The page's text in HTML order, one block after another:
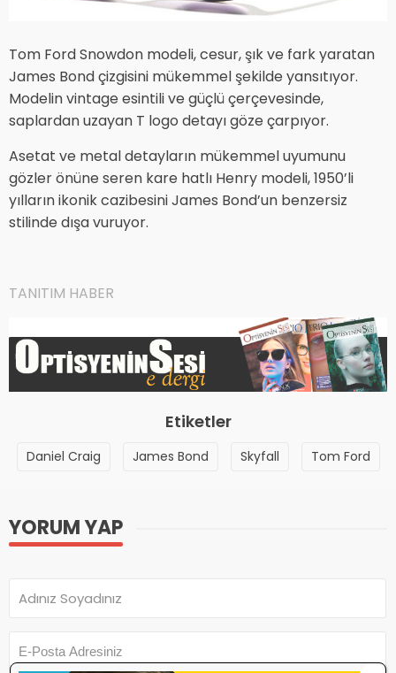
Tom Ford Snowdon modeli, cesur, şık ve fark yaratan
James Bond çizgisini mükemmel şekilde yansıtıyor.
Modelin vintage esintili ve güçlü çerçevesinde,
saplardan uzayan T logo detayı göze çarpıyor.
Asetat ve metal detayların mükemmel uyumunu
gözler önüne seren kare hatlı Henry modeli, 1950’li
yılların ikonik cazibesini James Bond’un benzersiz
stilinde dışa vuruyor.
TANITIM HABER
Etiketler
Daniel Craig James Bond Skyfall Tom Ford
YORUM YAP